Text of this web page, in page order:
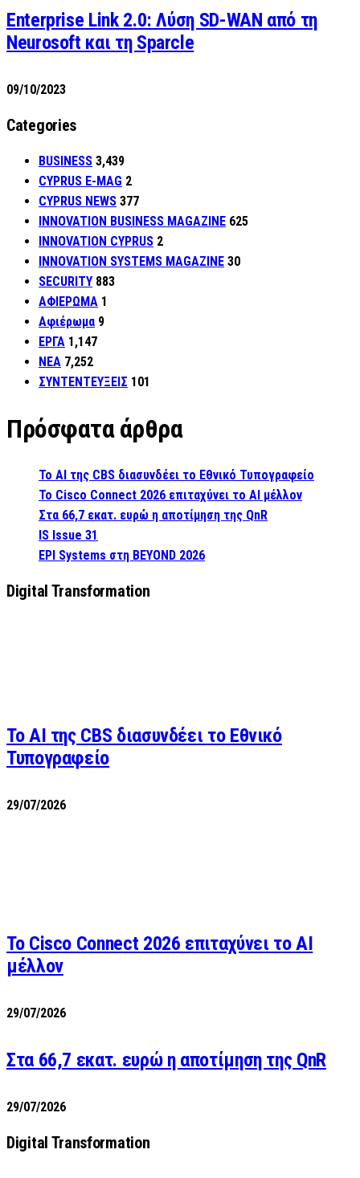
Enterprise Link 2.0: Λύση SD-WAN από τη
Neurosoft και τη Sparcle
09/10/2023
Categories
BUSINESS 3,439
CYPRUS E-MAG 2
CYPRUS NEWS 377
INNOVATION BUSINESS MAGAZINE 625
INNOVATION CYPRUS 2
INNOVATION SYSTEMS MAGAZINE 30
SECURITY 883
ΑΦΙΕΡΩΜΑ 1
Αφιέρωμα 9
ΕΡΓΑ 1,147
ΝΕΑ 7,252
ΣΥΝΤΕΝΤΕΥΞΕΙΣ 101
Πρόσφατα άρθρα
Το AI της CBS διασυνδέει το Εθνικό Τυπογραφείο
Το Cisco Connect 2026 επιταχύνει το AI μέλλον
Στα 66,7 εκατ. ευρώ η αποτίμηση της QnR
IS Issue 31
EPI Systems στη BEYOND 2026
Digital Transformation
Το AI της CBS διασυνδέει το Εθνικό
Τυπογραφείο
29/07/2026
Το Cisco Connect 2026 επιταχύνει το AI
μέλλον
29/07/2026
Στα 66,7 εκατ. ευρώ η αποτίμηση της QnR
29/07/2026
Digital Transformation